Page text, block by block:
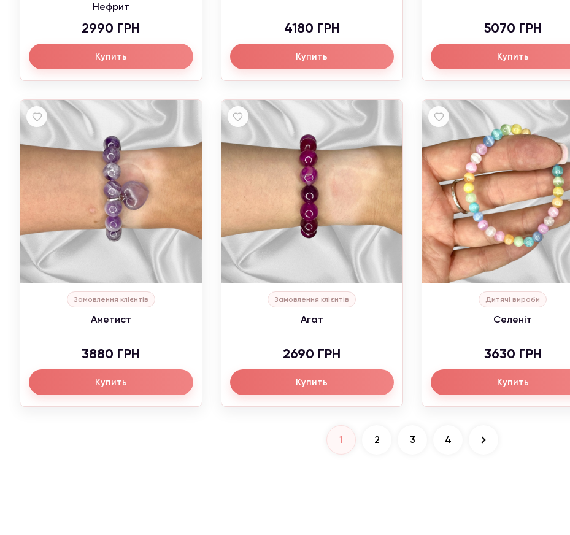
Нефрит
2990 ГРН
Купить
4180 ГРН
Купить
5070 ГРН
Купить
Замовлення клієнтів
Аметист
3880 ГРН
Купить
Замовлення клієнтів
Агат
2690 ГРН
Купить
Дитячі вироби
Селеніт
3630 ГРН
Купить
1 2 3 4